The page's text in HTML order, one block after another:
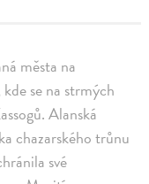
města na
se na strmých
Alanská
chazarského trůnu
své